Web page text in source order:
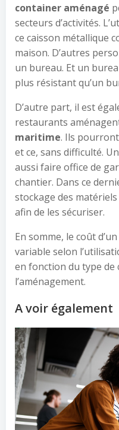
container aménagé
secteurs d’activités.
ce caisson métallique
maison. D’autres
un bureau. Et un
plus résistant qu’un
D’autre part, il est
restaurants
maritime. Ils
et ce, sans difficulté.
aussi faire office de
chantier. Dans ce
stockage des
afin de les sécuriser.
En somme, le coût
variable selon
en fonction du type
l’aménagement.
A voir également